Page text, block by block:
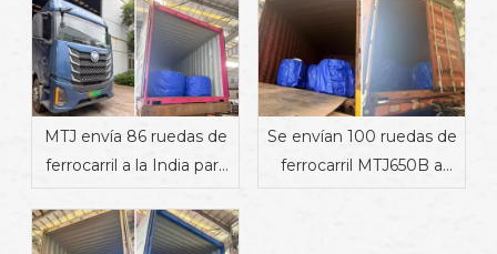
MTJ envía 86 ruedas de
ferrocarril a la India para
transporte ferroviario
Se envían 100 ruedas de
ferrocarril MTJ650B a